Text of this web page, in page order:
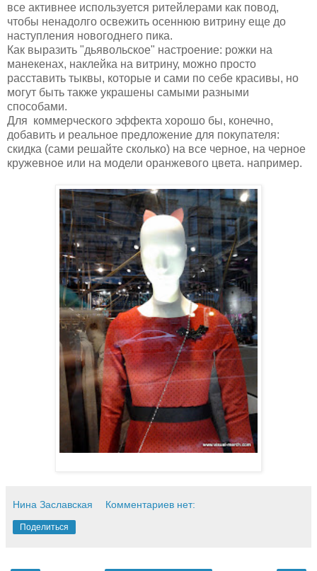
все активнее используется ритейлерами как повод,
чтобы ненадолго освежить осеннюю витрину еще до
наступления новогоднего пика.
Как выразить "дьявольское" настроение: рожки на
манекенах, наклейка на витрину, можно просто
расставить тыквы, которые и сами по себе красивы, но
могут быть также украшены самыми разными
способами.
Для коммерческого эффекта хорошо бы, конечно,
добавить и реальное предложение для покупателя:
скидка (сами решайте сколько) на все черное, на черное
кружевное или на модели оранжевого цвета. например.
Нина Заславская Комментариев нет:
Поделиться